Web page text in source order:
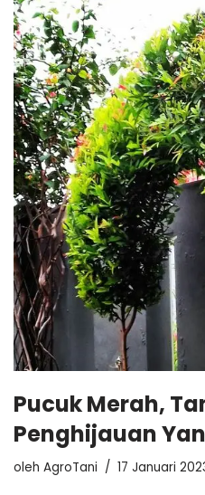
Pucuk Merah,
Penghijauan
oleh AgroTani 17 Januari